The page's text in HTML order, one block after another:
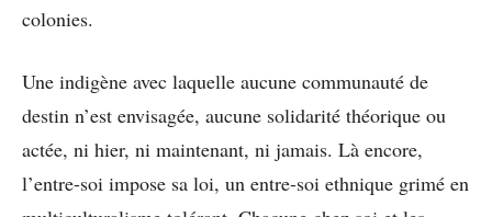
colonies.
Une indigène avec laquelle aucune communauté de
destin n’est envisagée, aucune solidarité théorique ou
actée, ni hier, ni maintenant, ni jamais. Là encore,
l’entre-soi impose sa loi, un entre-soi ethnique grimé en